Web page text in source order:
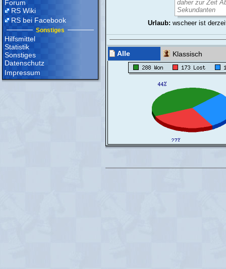
Forum
RS Wiki
RS bei Facebook
Sonstiges
Hilfsmittel
Statistik
Sonstiges
Datenschutz
Impressum
daher zur Zeit
Sekundanten
Urlaub: wscheer ist
Alle Klassisch